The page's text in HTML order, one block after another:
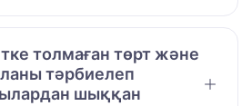
толмаған төрт және
тәрбиелеп
шыққан